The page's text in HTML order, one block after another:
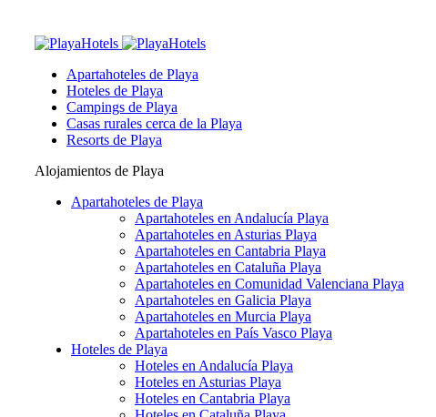
Apartahoteles de Playa
Hoteles de Playa
Campings de Playa
Casas rurales cerca de la Playa
Resorts de Playa
Alojamientos de Playa
Apartahoteles de Playa
Apartahoteles en Andalucía Playa
Apartahoteles en Asturias Playa
Apartahoteles en Cantabria Playa
Apartahoteles en Cataluña Playa
Apartahoteles en Comunidad Valenciana Playa
Apartahoteles en Galicia Playa
Apartahoteles en Murcia Playa
Apartahoteles en País Vasco Playa
Hoteles de Playa
Hoteles en Andalucía Playa
Hoteles en Asturias Playa
Hoteles en Cantabria Playa